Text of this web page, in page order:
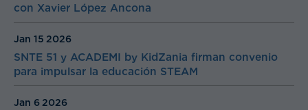
con Xavier López Ancona
SNTE 51 y ACADEMI by KidZania firman convenio
para impulsar la educación STEAM
Jan 15 2026
Jan 6 2026